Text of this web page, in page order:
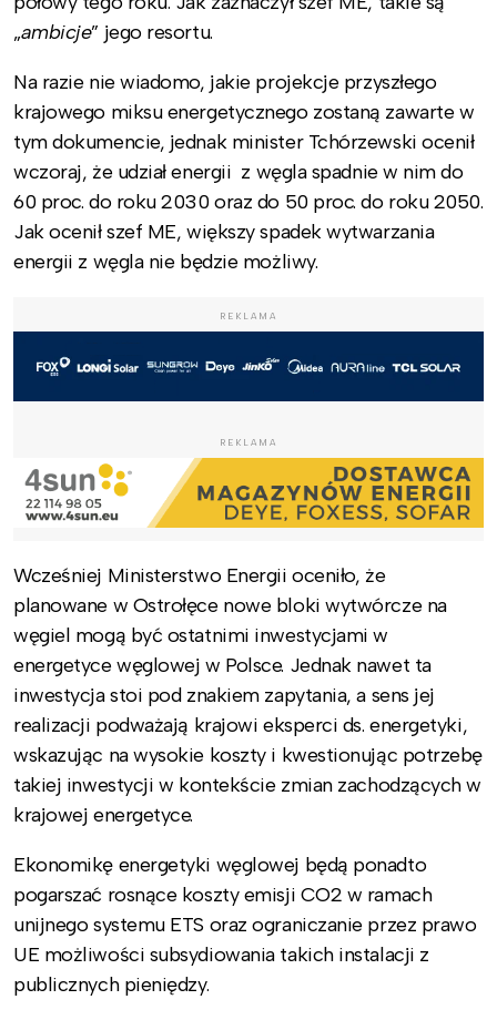
„ambicje” jego resortu.
Na razie nie wiadomo, jakie projekcje przyszłego
krajowego miksu energetycznego zostaną zawarte w
tym dokumencie, jednak minister Tchórzewski ocenił
wczoraj, że udział energii z węgla spadnie w nim do
60 proc. do roku 2030 oraz do 50 proc. do roku 2050.
Jak ocenił szef ME, większy spadek wytwarzania
energii z węgla nie będzie możliwy.
REKLAMA
REKLAMA
Wcześniej Ministerstwo Energii oceniło, że
planowane w Ostrołęce nowe bloki wytwórcze na
węgiel mogą być ostatnimi inwestycjami w
energetyce węglowej w Polsce. Jednak nawet ta
inwestycja stoi pod znakiem zapytania, a sens jej
realizacji podważają krajowi eksperci ds. energetyki,
wskazując na wysokie koszty i kwestionując potrzebę
takiej inwestycji w kontekście zmian zachodzących w
krajowej energetyce.
Ekonomikę energetyki węglowej będą ponadto
pogarszać rosnące koszty emisji CO2 w ramach
unijnego systemu ETS oraz ograniczanie przez prawo
UE możliwości subsydiowania takich instalacji z
publicznych pieniędzy.